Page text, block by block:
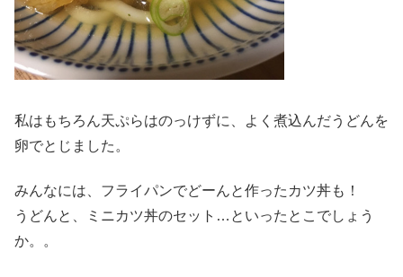
私はもちろん天ぷらはのっけずに、よく煮込んだうどんを
卵でとじました。
みんなには、フライパンでどーんと作ったカツ丼も！
うどんと、ミニカツ丼のセット…といったとこでしょう
か。。